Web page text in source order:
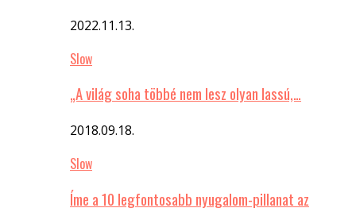
2022.11.13.
Slow
„A világ soha többé nem lesz olyan lassú,…
2018.09.18.
Slow
Íme a 10 legfontosabb nyugalom-pillanat az